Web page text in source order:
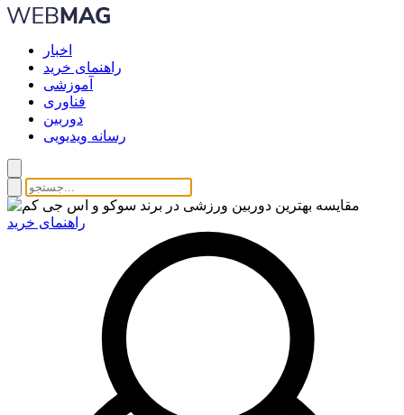
اخبار
راهنمای خرید
آموزشی
فناوری
دوربین
رسانه ویدیویی
راهنمای خرید